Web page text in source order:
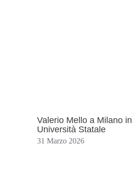
Valerio Mello a Milano in
Università Statale
31 Marzo 2026